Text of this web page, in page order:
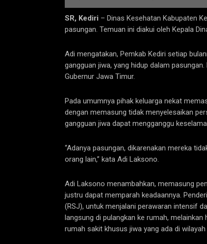
SR, Kediri – Dinas Kesehatan Kabupaten
pasungan. Temuan ini diakui oleh Kepala
Adi mengatakan, Pemkab Kediri setiap
gangguan jiwa, yang hidup dalam
Gubernur Jawa Timur.
Pada umumnya pihak keluarga nekat
dengan memasung tidak menyelesaikan
gangguan jiwa dapat mengganggu
“Adanya pasungan, dikarenakan mereka
orang lain,” kata Adi Laksono.
Adi Laksono menambahkan, memasung
justru dapat memparah keadaannya.
(RSJ), untuk menjalani perawaran intensif
langsung di pulangkan ke rumah,
rumah sakit khusus jiwa yang ada di